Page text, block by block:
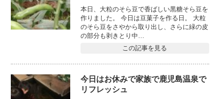
本日、大粒のそら豆で香ばしい黒糖そら豆を
作りました。 今日は豆菓子を作る日。 大粒
のそら豆をさやから取り出し、さらに緑の皮
の部分も剥きとり中…
この記事を見る
今日はお休みで家族で鹿児島温泉で
リフレッシュ